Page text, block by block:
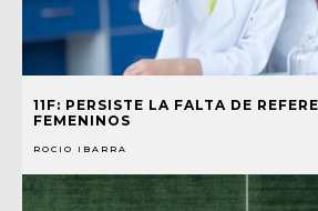
11F: PERSISTE LA FALTA DE
FEMENINOS
ROCIO IBARRA